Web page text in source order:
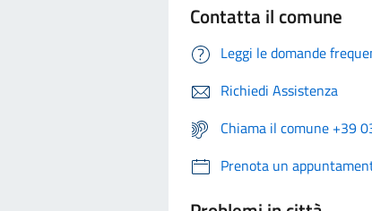
Contatta il comune
Leggi le domande
Richiedi Assistenza
Chiama il comune +39
Prenota un